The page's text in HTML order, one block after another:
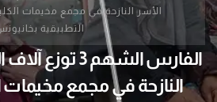
الأسر النازحة في مجمع مخيمات
التطبيقية
الفارس الشهم 3
النازحة في مجمع مخيمات